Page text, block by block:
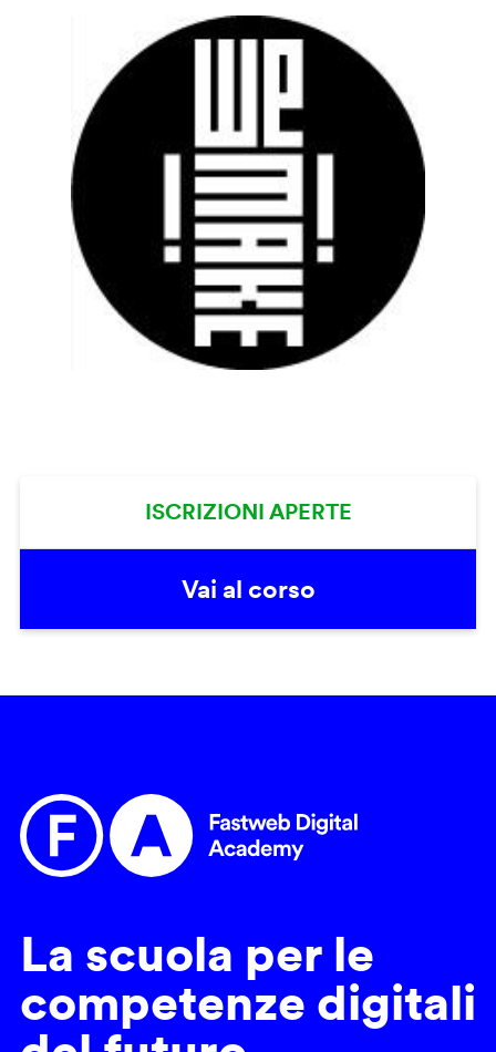
ISCRIZIONI APERTE
Vai al corso
La scuola per le
competenze digitali